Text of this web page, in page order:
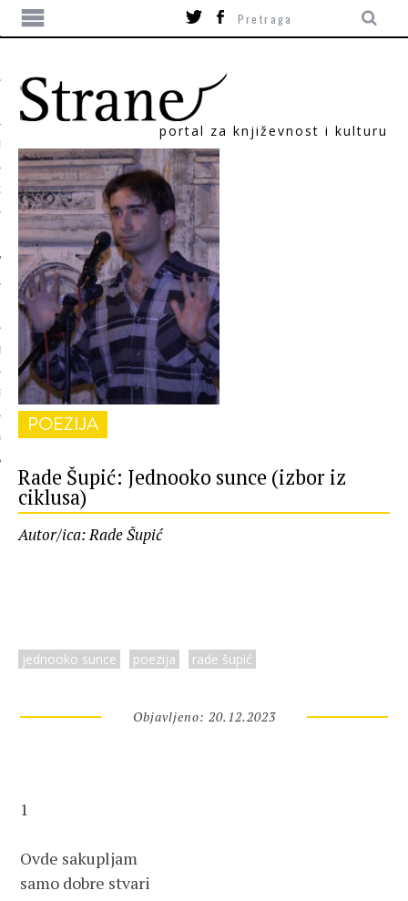
portal za književnost i kulturu
POEZIJA
Rade Šupić: Jednooko sunce (izbor iz
ciklusa)
Autor/ica: Rade Šupić
jednooko sunce poezija rade šupić
Objavljeno: 20.12.2023
1
Ovde sakupljam
samo dobre stvari